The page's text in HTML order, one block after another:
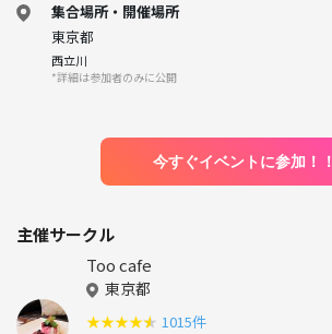
集合場所・開催場所
東京都
西立川
*詳細は参加者のみに公開
今すぐイベントに参加！！
主催サークル
Too cafe
東京都
★★★★★ 1015件